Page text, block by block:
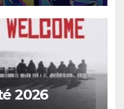
2026